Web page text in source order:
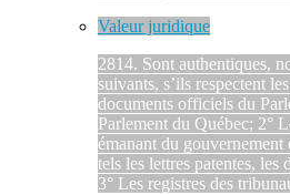
Valeur juridique
2814. Sont authentiques,
suivants, s’ils respectent
documents officiels du
Parlement du Québec; 2°
émanant du
tels les lettres patentes, les
3° Les registres des